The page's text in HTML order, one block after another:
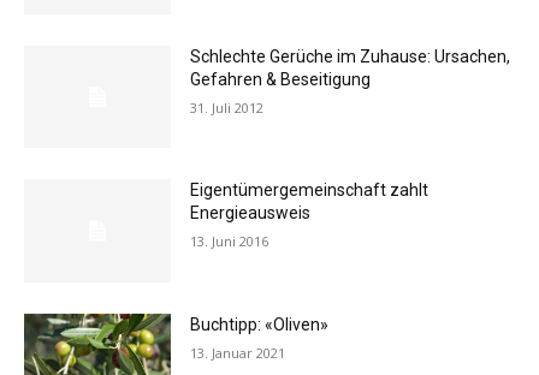
Schlechte Gerüche im Zuhause: Ursachen,
Gefahren & Beseitigung
31. Juli 2012
Eigentümergemeinschaft zahlt
Energieausweis
13. Juni 2016
Buchtipp: «Oliven»
13. Januar 2021